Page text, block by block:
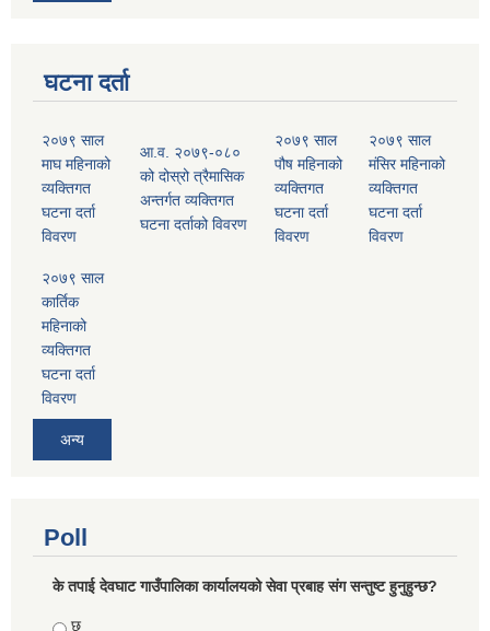
घटना दर्ता
२०७९ साल
माघ महिनाको
व्यक्तिगत
घटना दर्ता
विवरण
आ.व. २०७९-०८०
को दोस्रो त्रैमासिक
अन्तर्गत व्यक्तिगत
घटना दर्ताको विवरण
२०७९ साल
पौष महिनाको
व्यक्तिगत
घटना दर्ता
विवरण
२०७९ साल
मंसिर महिनाको
व्यक्तिगत
घटना दर्ता
विवरण
२०७९ साल
कार्तिक
महिनाको
व्यक्तिगत
घटना दर्ता
विवरण
अन्य
Poll
के तपाई देवघाट गाउँपालिका कार्यालयको सेवा प्रबाह संग सन्तुष्ट हुनुहुन्छ?
Choices
छु